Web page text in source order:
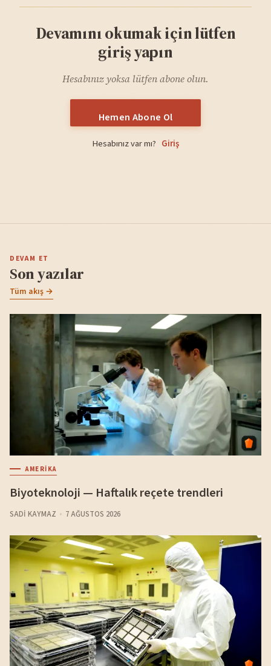
Devamını okumak için lütfen
giriş yapın
Hesabınız yoksa lütfen abone olun.
Hemen Abone Ol
Hesabınız var mı? Giriş
DEVAM ET
Son yazılar
Tüm akış →
AMERIKA
Biyoteknoloji — Haftalık reçete trendleri
SADI KAYMAZ 7 AĞUSTOS 2026